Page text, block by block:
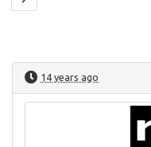
14 years ago